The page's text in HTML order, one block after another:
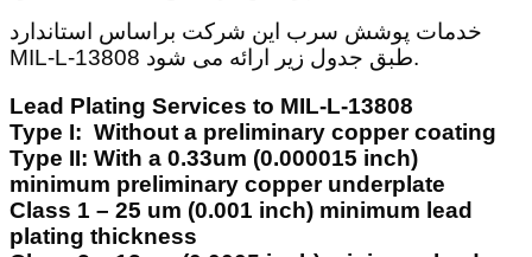
خدمات پوشش سرب این شرکت براساس استاندارد
MIL-L-13808 طبق جدول زیر ارائه می شود.
Lead Plating Services to MIL-L-13808
Type I: Without a preliminary copper coating
Type II: With a 0.33um (0.000015 inch)
minimum preliminary copper underplate
Class 1 – 25 um (0.001 inch) minimum lead
plating thickness